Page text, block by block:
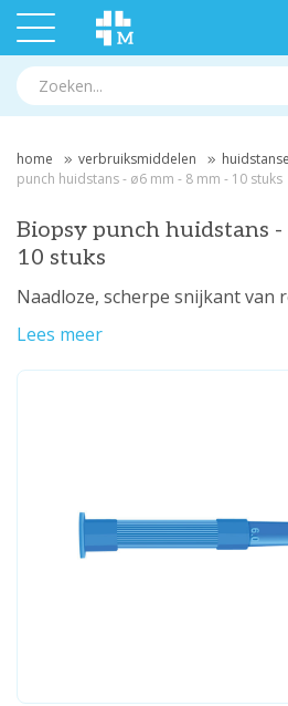
home verbruiksmiddelen
punch huidstans - ø6 mm - 8 mm - 10 stuks
Biopsy punch huidstans
10 stuks
Naadloze, scherpe snijkant van
Lees meer